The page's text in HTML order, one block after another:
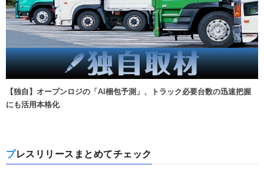
【独自】オープンロジの「AI梱包予測」、トラック必要台数の迅速把握
にも活用本格化
プレスリリースまとめてチェック